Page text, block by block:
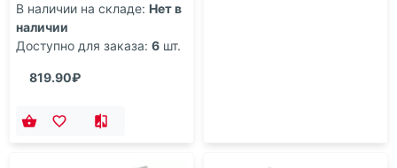
В наличии на складе: Нет в
наличии
Доступно для заказа: 6 шт.
819.90₽